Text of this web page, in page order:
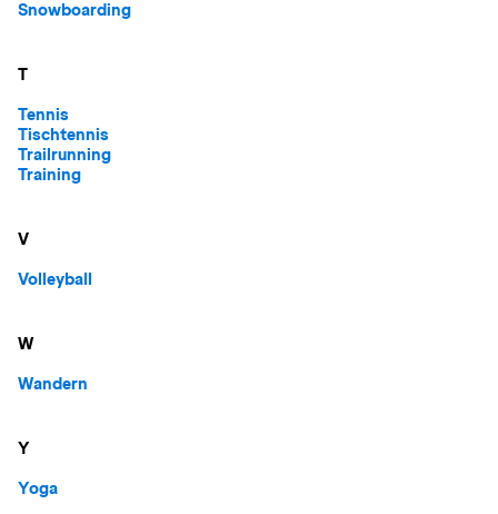
Snowboarding
T
Tennis
Tischtennis
Trailrunning
Training
V
Volleyball
W
Wandern
Y
Yoga